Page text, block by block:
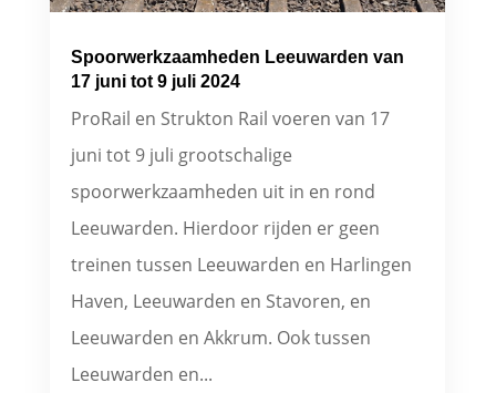
Spoorwerkzaamheden Leeuwarden van
17 juni tot 9 juli 2024
ProRail en Strukton Rail voeren van 17
juni tot 9 juli grootschalige
spoorwerkzaamheden uit in en rond
Leeuwarden. Hierdoor rijden er geen
treinen tussen Leeuwarden en Harlingen
Haven, Leeuwarden en Stavoren, en
Leeuwarden en Akkrum. Ook tussen
Leeuwarden en...